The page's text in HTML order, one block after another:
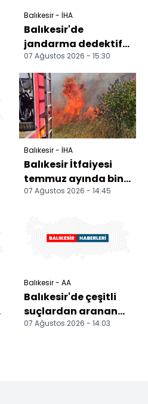
Balıkesir - İHA
Balıkesir'de
jandarma dedektifi
motosiklet
hırsızlarına göz
açtırmadı
07 Ağustos 2026 - 15:30
Balıkesir - İHA
Balıkesir İtfaiyesi
temmuz ayında bin
521 olaya müdahale
07 Ağustos 2026 - 14:45
Balıkesir - AA
Balıkesir'de çeşitli
suçlardan aranan
101 zanlı yakalandı
07 Ağustos 2026 - 14:03